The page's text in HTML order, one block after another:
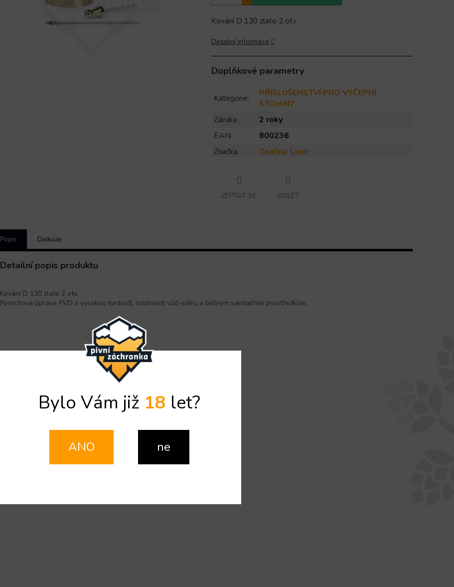
Kování D 130 zlato 2 otv.
Detailní informace
Doplňkové parametry
Kategorie:
PŘÍSLUŠENSTVÍ PRO VÝČEPNÍ
STOJANY
Záruka:
2 roky
EAN:
800236
Značka
Značka: Lindr
ZEPTAT SE SDÍLET
Popis Diskuze
Detailní popis produktu
Kování D 130 zlato 2 otv.
Povrchová úprava PVD s vysokou tvrdostí, odolností vůči otěru a běžným sanitačním prostředkům.
Bylo Vám již 18 let?
ANO ne